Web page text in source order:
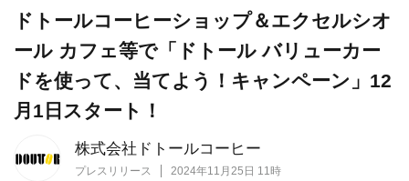
株式会社ドトールコーヒー
プレスリリース 2024年11月25日 11時
ドトールコーヒーショップ＆エクセルシオ
ール カフェ等で「ドトール バリューカー
ドを使って、当てよう！キャンペーン」12
月1日スタート！